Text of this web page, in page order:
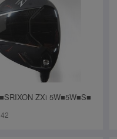
ZXi 5W■5W■S■
中古■1円～